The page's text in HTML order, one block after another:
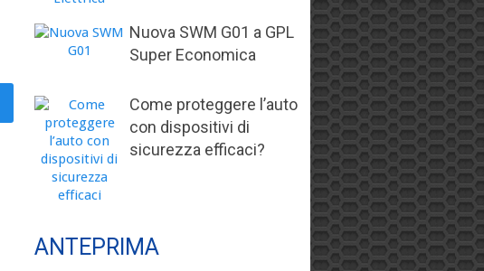
Nuova SWM G01 a GPL
Super Economica
Come proteggere l’auto
con dispositivi di
sicurezza efficaci?
ANTEPRIMA